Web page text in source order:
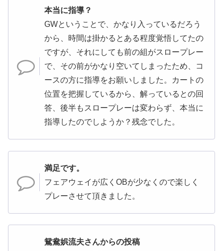
本当に指導？
GWということで、かなり入っているだろう
から、時間は掛かるとある程度覚悟してたの
ですが、それにしても前の組がスロープレー
で、その前がかなり空いてしまったため、コ
ースの方に指導をお願いしました。カートの
位置を把握しているから、解っているとの回
答、後半もスロープレーは変わらず、本当に
指導したのでしようか？残念でした。
満足です。
フェアウェイが広くOBが少なくので楽しく
プレーさせて頂きました。
鴛鴦娯流夫さんからの投稿